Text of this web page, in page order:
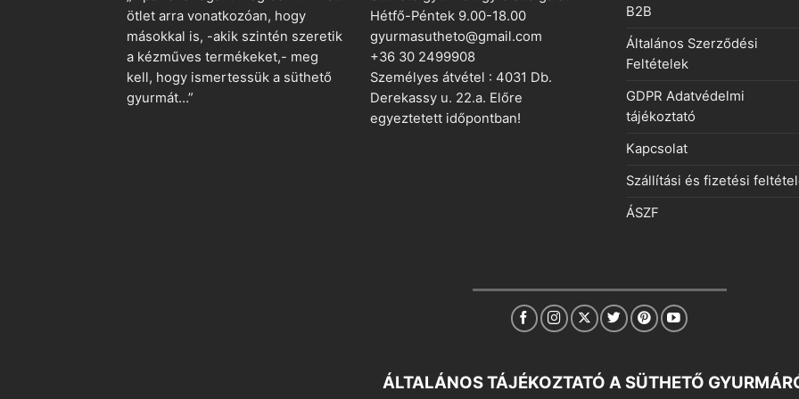
ötlet arra vonatkozóan, hogy
másokkal is, -akik szintén szeretik
a kézműves termékeket,- meg
kell, hogy ismertessük a süthető
gyurmát…”
Hétfő-Péntek 9.00-18.00
gyurmasutheto@gmail.com
+36 30 2499908
Személyes átvétel : 4031 Db.
Derekassy u. 22.a. Előre
egyeztetett időpontban!
B2B
Általános Szerződési
Feltételek
GDPR Adatvédelmi
tájékoztató
Kapcsolat
Szállítási és fizetési
ÁSZF
ÁLTALÁNOS TÁJÉKOZTATÓ A SÜTHETŐ